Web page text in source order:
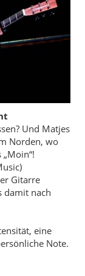
Und Matjes
Norden, wo
Gitarre
damit nach
eine
Note.